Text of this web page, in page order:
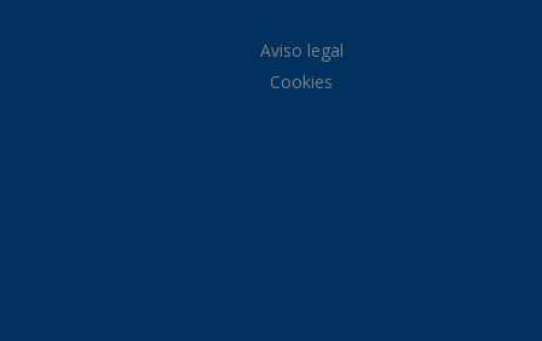
Aviso legal
Cookies